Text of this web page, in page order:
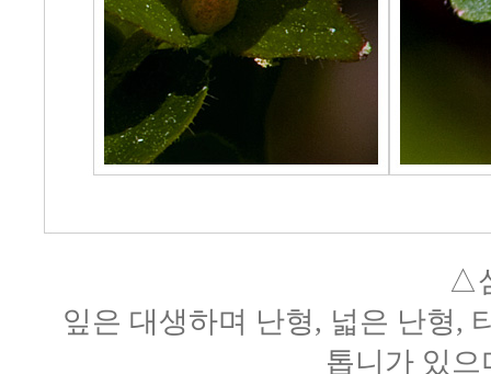
△
잎은 대생하며 난형, 넓은 난형,
톱니가 있